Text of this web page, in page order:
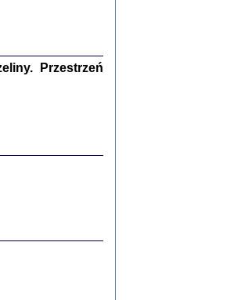
Marta Janczewska
Przestrzeń